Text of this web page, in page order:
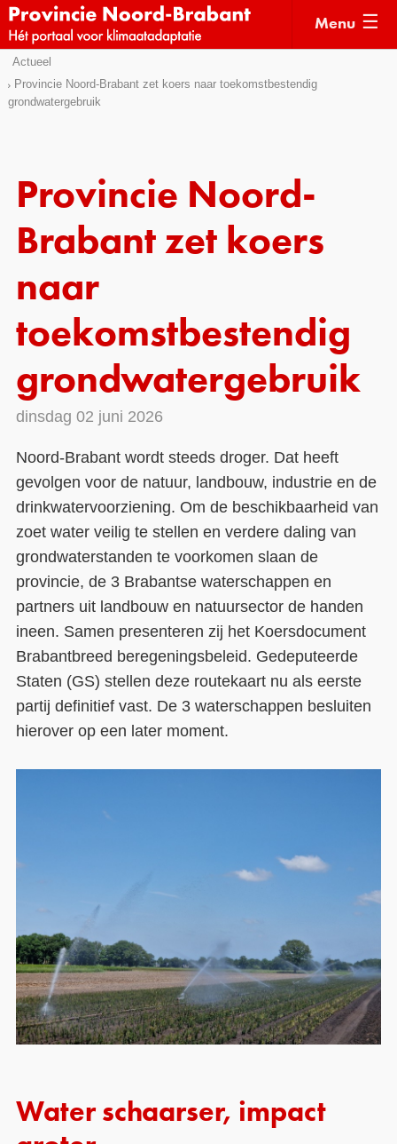
Sla
links
over
het
menu
Direct
naar
pagina
Menu
Actueel
Provincie Noord-Brabant zet koers naar toekomstbestendig
grondwatergebruik
Provincie Noord-
Brabant zet koers
naar
toekomstbestendig
grondwatergebruik
dinsdag 02 juni 2026
Noord-Brabant wordt steeds droger. Dat heeft
gevolgen voor de natuur, landbouw, industrie en de
drinkwatervoorziening. Om de beschikbaarheid van
zoet water veilig te stellen en verdere daling van
grondwaterstanden te voorkomen slaan de
provincie, de 3 Brabantse waterschappen en
partners uit landbouw en natuursector de handen
ineen. Samen presenteren zij het Koersdocument
Brabantbreed beregeningsbeleid. Gedeputeerde
Staten (GS) stellen deze routekaart nu als eerste
partij definitief vast. De 3 waterschappen besluiten
hierover op een later moment.
Water schaarser, impact
Kennisdossiers
Voorbeelden
Monitoring
Over ons
LIFE-IP Klimaatadaptatie
Weerbaar Dommelland